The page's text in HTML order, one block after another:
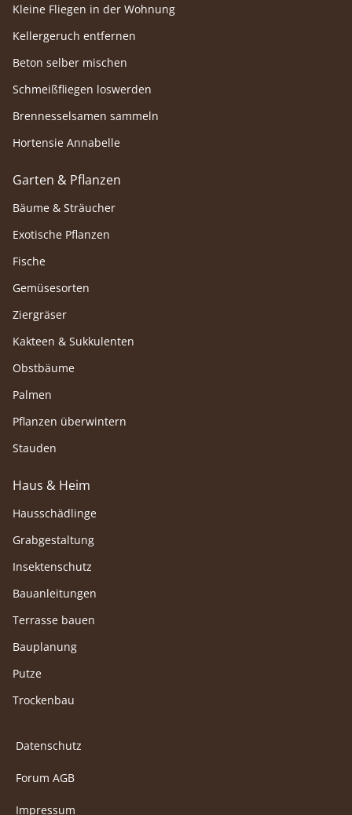
Kleine Fliegen in der Wohnung
Kellergeruch entfernen
Beton selber mischen
Schmeißfliegen loswerden
Brennesselsamen sammeln
Hortensie Annabelle
Garten & Pflanzen
Bäume & Sträucher
Exotische Pflanzen
Fische
Gemüsesorten
Ziergräser
Kakteen & Sukkulenten
Obstbäume
Palmen
Pflanzen überwintern
Stauden
Haus & Heim
Hausschädlinge
Grabgestaltung
Insektenschutz
Bauanleitungen
Terrasse bauen
Bauplanung
Putze
Trockenbau
Datenschutz
Forum AGB
Impressum